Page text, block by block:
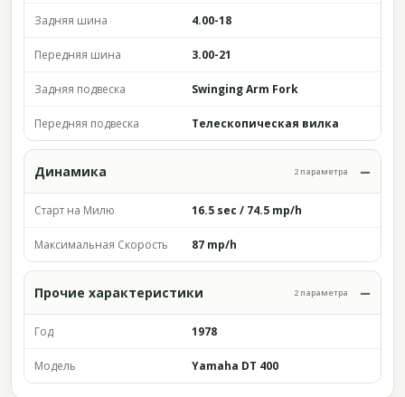
Задняя шина 4.00-18
Передняя шина 3.00-21
Задняя подвеска Swinging Arm Fork
Передняя подвеска Телескопическая вилка
Динамика 2 параметра
Старт на Милю 16.5 sec / 74.5 mp/h
Максимальная Скорость 87 mp/h
Прочие характеристики 2 параметра
Год 1978
Модель Yamaha DT 400